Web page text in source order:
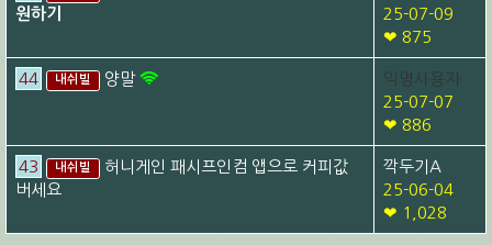
원하기
25-07-09
❤ 875
44 내쉬빌 양말
익명사용자
25-07-07
❤ 886
43 내쉬빌
허니게인 패시프인컴 앱으로 커피값
버세요
깍두기A
25-06-04
❤ 1,028